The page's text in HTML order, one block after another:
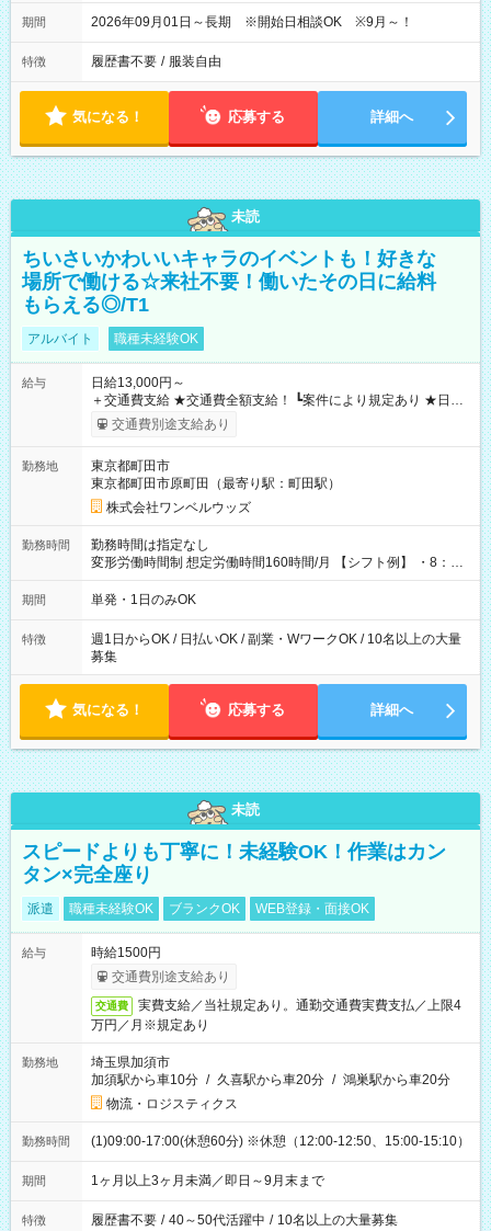
期間 2026年09月01日～長期 ※開始日相談OK ※9月～！
特徴 履歴書不要 / 服装自由
気になる！ 応募する 詳細へ
未読
ちいさいかわいいキャラのイベントも！好きな
場所で働ける☆来社不要！働いたその日に給料
もらえる◎/T1
アルバイト 職種未経験OK
給与
日給13,000円～
＋交通費支給 ★交通費全額支給！ ┗案件により規定あり ★日払
いOK！（規定あり） ┗働いたその日に現金GET♪ お仕事後はコ
ンビニATMから 日払い分を引き落とせます！ 【試用期間】試
交通費別途支給あり
勤務地
東京都町田市
東京都町田市原町田（最寄り駅：町田駅）
株式会社ワンベルウッズ
勤務時間
勤務時間は指定なし
変形労働時間制 想定労働時間160時間/月 【シフト例】 ・8：00
～21：00
期間 単発・1日のみOK
特徴
週1日からOK / 日払いOK / 副業・WワークOK / 10名以上の大量
募集
気になる！ 応募する 詳細へ
未読
スピードよりも丁寧に！未経験OK！作業はカン
タン×完全座り
派遣 職種未経験OK ブランクOK WEB登録・面接OK
給与
時給1500円
交通費別途支給あり
交通費
実費支給／当社規定あり。通勤交通費実費支払／上限4
万円／月※規定あり
勤務地
埼玉県加須市
加須駅から車10分 / 久喜駅から車20分 / 鴻巣駅から車20分
物流・ロジスティクス
勤務時間 (1)09:00-17:00(休憩60分) ※休憩（12:00-12:50、15:00-15:10）
期間 1ヶ月以上3ヶ月未満／即日～9月末まで
特徴 履歴書不要 / 40～50代活躍中 / 10名以上の大量募集